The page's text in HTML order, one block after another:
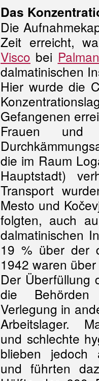
Das
Die
Zeit erreicht,
Visco bei
dalmatinischen
Hier wurde die
Gefangenen
Frauen
die im Raum
Hauptstadt)
Transport
Mesto und
folgten, auch
dalmatinischen
19 % über der
1942 waren
Der Überfüllung
die
Verlegung in
Arbeitslager.
und schlechte
blieben jedoch
und führten